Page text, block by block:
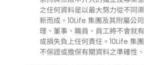
之任何資料是以最大努力從不同
新而成。10Life 集團及其附屬公
理、董事、職員、員工將不會就
或損失負上任何責任。10Life 集
不保證或擔保有關資料之準確性